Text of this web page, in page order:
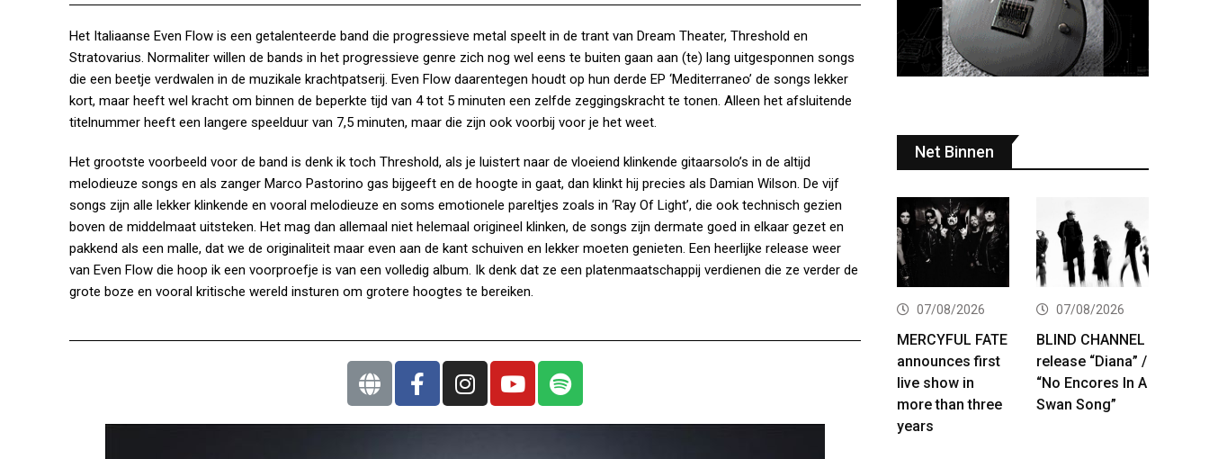
Het Italiaanse Even Flow is een getalenteerde band die progressieve metal speelt in de trant van Dream Theater, Threshold en
Stratovarius. Normaliter willen de bands in het progressieve genre zich nog wel eens te buiten gaan aan (te) lang uitgesponnen songs
die een beetje verdwalen in de muzikale krachtpatserij. Even Flow daarentegen houdt op hun derde EP ‘Mediterraneo’ de songs lekker
kort, maar heeft wel kracht om binnen de beperkte tijd van 4 tot 5 minuten een zelfde zeggingskracht te tonen. Alleen het afsluitende
titelnummer heeft een langere speelduur van 7,5 minuten, maar die zijn ook voorbij voor je het weet.
Het grootste voorbeeld voor de band is denk ik toch Threshold, als je luistert naar de vloeiend klinkende gitaarsolo’s in de altijd
melodieuze songs en als zanger Marco Pastorino gas bijgeeft en de hoogte in gaat, dan klinkt hij precies als Damian Wilson. De vijf
songs zijn alle lekker klinkende en vooral melodieuze en soms emotionele pareltjes zoals in ‘Ray Of Light’, die ook technisch gezien
boven de middelmaat uitsteken. Het mag dan allemaal niet helemaal origineel klinken, de songs zijn dermate goed in elkaar gezet en
pakkend als een malle, dat we de originaliteit maar even aan de kant schuiven en lekker moeten genieten. Een heerlijke release weer
van Even Flow die hoop ik een voorproefje is van een volledig album. Ik denk dat ze een platenmaatschappij verdienen die ze verder de
grote boze en vooral kritische wereld insturen om grotere hoogtes te bereiken.
Net Binnen
07/08/2026
MERCYFUL FATE
announces first
live show in
more than three
years
07/08/2026
BLIND CHANNEL
release “Diana” /
“No Encores In A
Swan Song”